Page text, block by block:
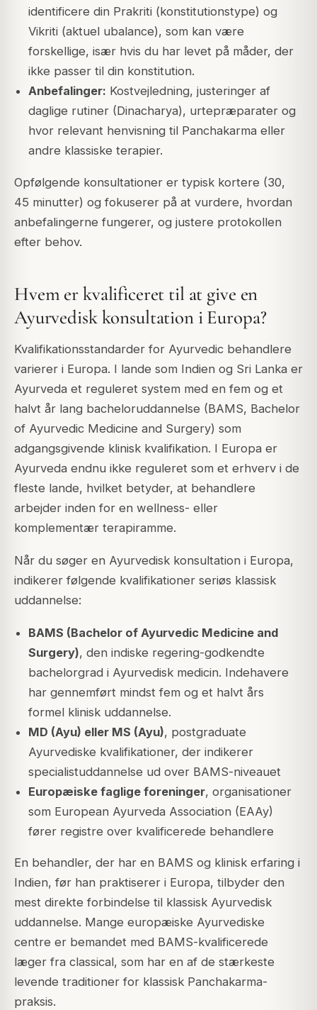
identificere din Prakriti (konstitutionstype) og
Vikriti (aktuel ubalance), som kan være
forskellige, især hvis du har levet på måder, der
ikke passer til din konstitution.
Anbefalinger: Kostvejledning, justeringer af
daglige rutiner (Dinacharya), urtepræparater og
hvor relevant henvisning til Panchakarma eller
andre klassiske terapier.
Opfølgende konsultationer er typisk kortere (30,
45 minutter) og fokuserer på at vurdere, hvordan
anbefalingerne fungerer, og justere protokollen
efter behov.
Hvem er kvalificeret til at give en
Ayurvedisk konsultation i Europa?
Kvalifikationsstandarder for Ayurvedic behandlere
varierer i Europa. I lande som Indien og Sri Lanka er
Ayurveda et reguleret system med en fem og et
halvt år lang bacheloruddannelse (BAMS, Bachelor
of Ayurvedic Medicine and Surgery) som
adgangsgivende klinisk kvalifikation. I Europa er
Ayurveda endnu ikke reguleret som et erhverv i de
fleste lande, hvilket betyder, at behandlere
arbejder inden for en wellness- eller
komplementær terapiramme.
Når du søger en Ayurvedisk konsultation i Europa,
indikerer følgende kvalifikationer seriøs klassisk
uddannelse:
BAMS (Bachelor of Ayurvedic Medicine and
Surgery), den indiske regering-godkendte
bachelorgrad i Ayurvedisk medicin. Indehavere
har gennemført mindst fem og et halvt års
formel klinisk uddannelse.
MD (Ayu) eller MS (Ayu), postgraduate
Ayurvediske kvalifikationer, der indikerer
specialistuddannelse ud over BAMS-niveauet
Europæiske faglige foreninger, organisationer
som European Ayurveda Association (EAAy)
fører registre over kvalificerede behandlere
En behandler, der har en BAMS og klinisk erfaring i
Indien, før han praktiserer i Europa, tilbyder den
mest direkte forbindelse til klassisk Ayurvedisk
uddannelse. Mange europæiske Ayurvediske
centre er bemandet med BAMS-kvalificerede
læger fra classical, som har en af de stærkeste
levende traditioner for klassisk Panchakarma-
praksis.